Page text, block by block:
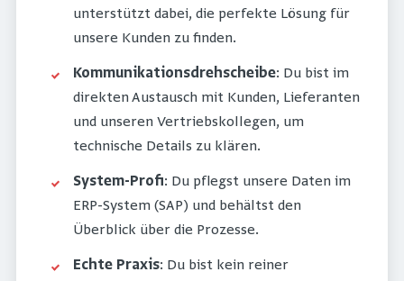
unterstützt dabei, die perfekte Lösung für
unsere Kunden zu finden.
Kommunikationsdrehscheibe: Du bist im
direkten Austausch mit Kunden, Lieferanten
und unseren Vertriebskollegen, um
technische Details zu klären.
System-Profi: Du pflegst unsere Daten im
ERP-System (SAP) und behältst den
Überblick über die Prozesse.
Echte Praxis: Du bist kein reiner